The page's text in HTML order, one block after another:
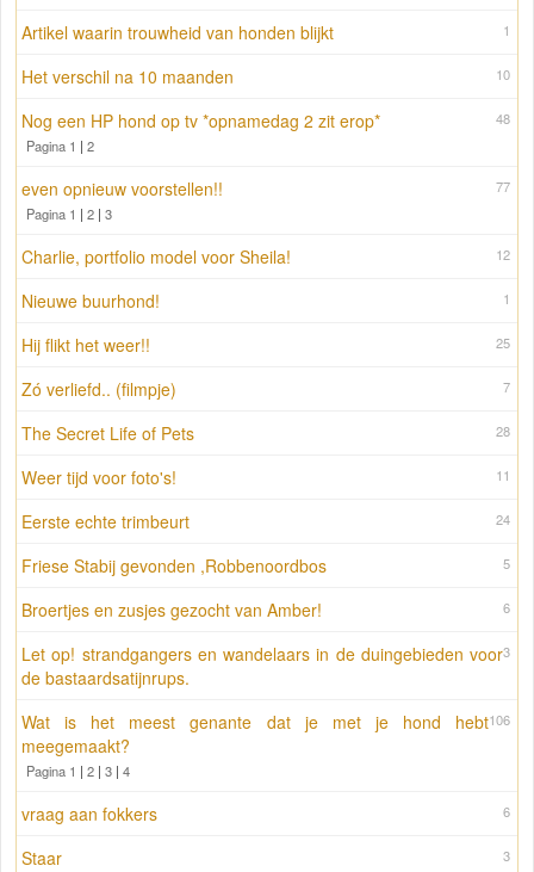
1
Artikel waarin trouwheid van honden blijkt
10
Het verschil na 10 maanden
48
Nog een HP hond op tv *opnamedag 2 zit erop*
Pagina 1 | 2
77
even opnieuw voorstellen!!
Pagina 1 | 2 | 3
12
Charlie, portfolio model voor Sheila!
1
Nieuwe buurhond!
25
Hij flikt het weer!!
7
Zó verliefd.. (filmpje)
28
The Secret Life of Pets
11
Weer tijd voor foto's!
24
Eerste echte trimbeurt
5
Friese Stabij gevonden ,Robbenoordbos
6
Broertjes en zusjes gezocht van Amber!
3
Let op! strandgangers en wandelaars in de duingebieden voor
de bastaardsatijnrups.
106
Wat is het meest genante dat je met je hond hebt
meegemaakt?
Pagina 1 | 2 | 3 | 4
6
vraag aan fokkers
3
Staar